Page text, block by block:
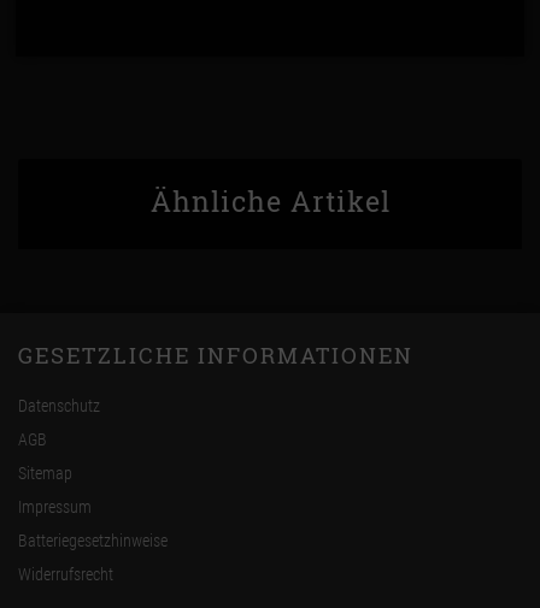
Ähnliche Artikel
GESETZLICHE INFORMATIONEN
Datenschutz
AGB
Sitemap
Impressum
Batteriegesetzhinweise
Widerrufsrecht